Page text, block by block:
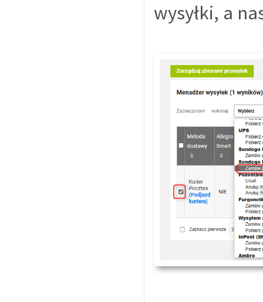
wysyłki, a